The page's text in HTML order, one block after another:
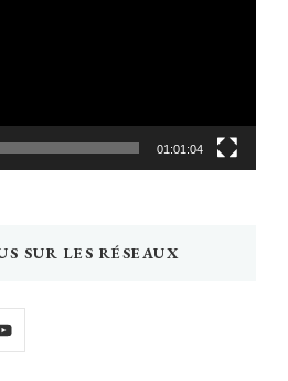
01:01:04
SUR LES RÉSEAUX